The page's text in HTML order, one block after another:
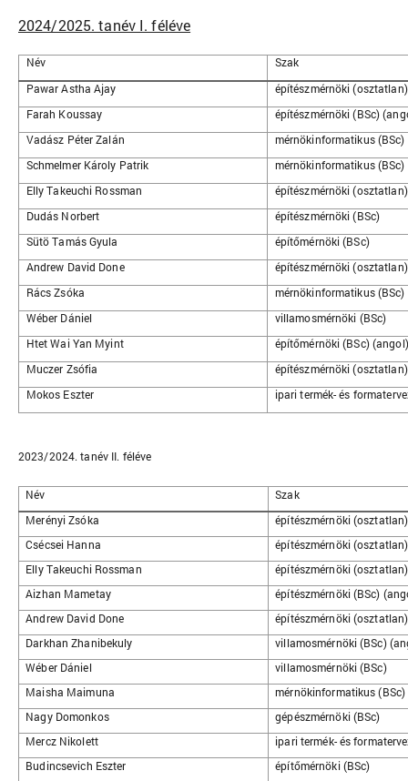
2024/2025. tanév I. féléve
Név
Szak
Pawar Astha Ajay
építészmérnöki
Farah Koussay
építészmérnöki (BSc)
Vadász Péter Zalán
mérnökinformatikus (BSc)
Schmelmer Károly Patrik
mérnökinformatikus (BSc)
Elly Takeuchi Rossman
építészmérnöki
Dudás Norbert
építészmérnöki (BSc)
Sütö Tamás Gyula
építőmérnöki (BSc)
Andrew David Done
építészmérnöki
Rács Zsóka
mérnökinformatikus (BSc)
Wéber Dániel
villamosmérnöki (BSc)
Htet Wai Yan Myint
építőmérnöki (BSc) (angol)
Muczer Zsófia
építészmérnöki (osztatlan)
Mokos Eszter
ipari termék- és
2023/2024. tanév II. féléve
Név
Szak
Merényi Zsóka
építészmérnöki (osztatlan)
Csécsei Hanna
építészmérnöki (osztatlan)
Elly Takeuchi Rossman
építészmérnöki
Aizhan Mametay
építészmérnöki (BSc)
Andrew David Done
építészmérnöki
Darkhan Zhanibekuly
villamosmérnöki (BSc)
Wéber Dániel
villamosmérnöki (BSc)
Maisha Maimuna
mérnökinformatikus
Nagy Domonkos
gépészmérnöki (BSc)
Mercz Nikolett
ipari termék- és
Budincsevich Eszter
építőmérnöki (BSc)